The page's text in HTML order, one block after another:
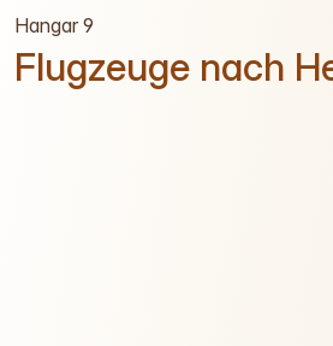
Hangar 9
Flugzeuge nach